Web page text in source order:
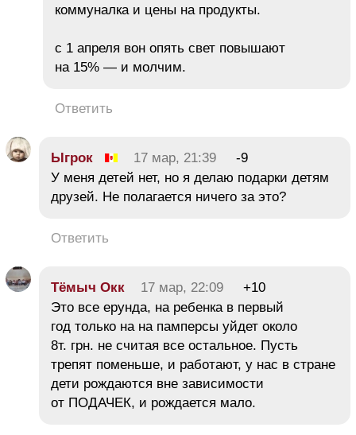
коммуналка и цены на продукты.
с 1 апреля вон опять свет повышают
на 15% — и молчим.
Ответить
Ыгрок 17 мар, 21:39
-9
У меня детей нет, но я делаю подарки детям
друзей. Не полагается ничего за это?
Ответить
Тёмыч Окк 17 мар, 22:09
+10
Это все ерунда, на ребенка в первый
год только на на памперсы уйдет около
8т. грн. не считая все остальное. Пусть
трепят поменьше, и работают, у нас в стране
дети рождаются вне зависимости
от ПОДАЧЕК, и рождается мало.